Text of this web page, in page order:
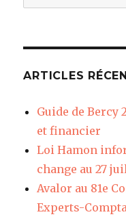
pour
ARTICLES
Guide de Bercy
et financier
Loi Hamon
change au 27
Avalor au 81e
Experts-